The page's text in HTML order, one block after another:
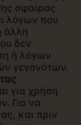
σφαίρας
λόγων που
άλλη
δεν
ή λόγων
γεγονότων.
για χρήση
Για να
και πριν